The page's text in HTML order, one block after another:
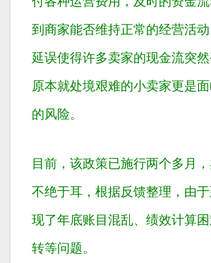
到商家能否维持正常的经营活
延误使得许多卖家的现金流突然
原本就处境艰难的小卖家更是
的风险。
目前，该政策已施行两个多月
不绝于耳，根据反馈整理，由
现了年底账目混乱、绩效计算
转等问题。